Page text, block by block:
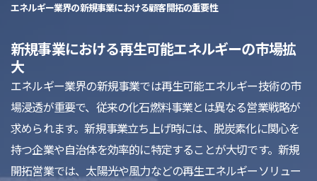
エネルギー業界の新規事業における顧客開拓の重要性
新規事業における再生可能エネルギーの市場拡
大
エネルギー業界の新規事業では再生可能エネルギー技術の市
場浸透が重要で、従来の化石燃料事業とは異なる営業戦略が
求められます。新規事業立ち上げ時には、脱炭素化に関心を
持つ企業や自治体を効率的に特定することが大切です。新規
開拓営業では、太陽光や風力などの再生エネルギーソリュー